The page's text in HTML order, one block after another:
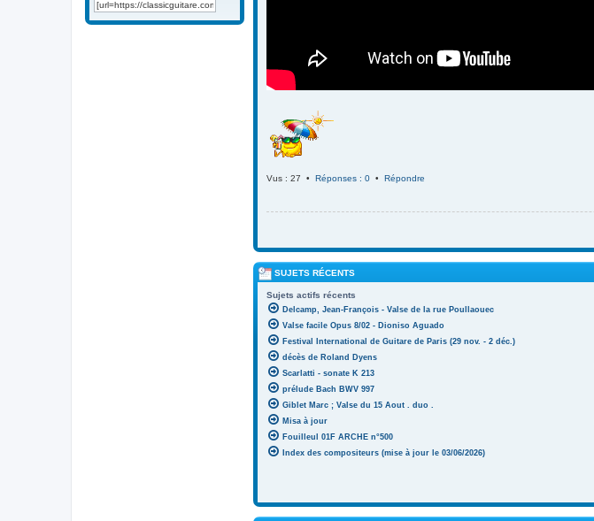
Vus : 27 • Réponses : 0 • Répondre
SUJETS RÉCENTS
Sujets actifs récents
Delcamp, Jean-François - Valse de la rue Poullaouec
Valse facile Opus 8/02 - Dioniso Aguado
Festival International de Guitare de Paris (29 nov. - 2 déc.)
décès de Roland Dyens
Scarlatti - sonate K 213
prélude Bach BWV 997
Giblet Marc ; Valse du 15 Aout . duo .
Misa à jour
Fouilleul 01F ARCHE n°500
Index des compositeurs (mise à jour le 03/06/2026)